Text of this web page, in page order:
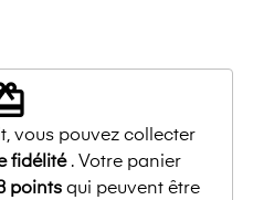
vous pouvez collecter
fidélité. Votre panier
pointsqui peuvent être